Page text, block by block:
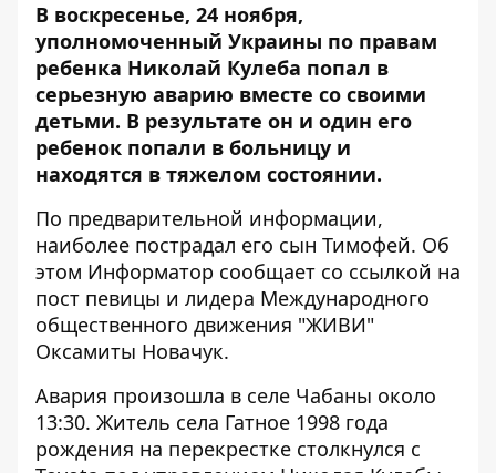
В воскресенье, 24 ноября,
уполномоченный Украины по правам
ребенка Николай Кулеба попал в
серьезную аварию вместе со своими
детьми. В результате он и один его
ребенок попали в больницу и
находятся в тяжелом состоянии.
По предварительной информации,
наиболее пострадал его сын Тимофей. Об
этом Информатор сообщает со ссылкой на
пост певицы и лидера Международного
общественного движения "ЖИВИ"
Оксамиты Новачук.
Авария произошла в селе Чабаны около
13:30. Житель села Гатное 1998 года
рождения на перекрестке столкнулся с